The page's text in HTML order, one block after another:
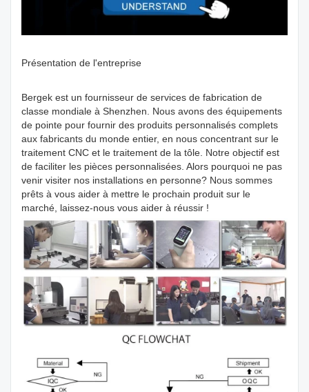
Présentation de l'entreprise
Bergek est un fournisseur de services de fabrication de
classe mondiale à Shenzhen. Nous avons des équipements
de pointe pour fournir des produits personnalisés complets
aux fabricants du monde entier, en nous concentrant sur le
traitement CNC et le traitement de la tôle. Notre objectif est
de faciliter les pièces personnalisées. Alors pourquoi ne pas
venir visiter nos installations en personne? Nous sommes
prêts à vous aider à mettre le prochain produit sur le
marché, laissez-nous vous aider à réussir !